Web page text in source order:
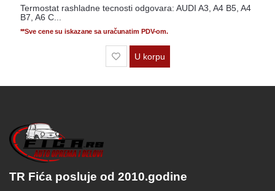
Termostat rashladne tecnosti odgovara: AUDI A3, A4 B5, A4
B7, A6 C...
**Sve cene su iskazane sa uračunatim PDV-om.
U korpu
TR Fića posluje od 2010.godine